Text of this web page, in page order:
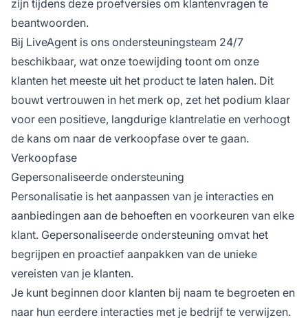
zijn tijdens deze proefversies om klantenvragen te
beantwoorden.
Bij LiveAgent is ons ondersteuningsteam 24/7
beschikbaar, wat onze toewijding toont om onze
klanten het meeste uit het product te laten halen. Dit
bouwt vertrouwen in het merk op, zet het podium klaar
voor een positieve, langdurige klantrelatie en verhoogt
de kans om naar de verkoopfase over te gaan.
Verkoopfase
Gepersonaliseerde ondersteuning
Personalisatie is het aanpassen van je interacties en
aanbiedingen aan de behoeften en voorkeuren van elke
klant. Gepersonaliseerde ondersteuning omvat het
begrijpen en proactief aanpakken van de unieke
vereisten van je klanten.
Je kunt beginnen door klanten bij naam te begroeten en
naar hun eerdere interacties met je bedrijf te verwijzen.